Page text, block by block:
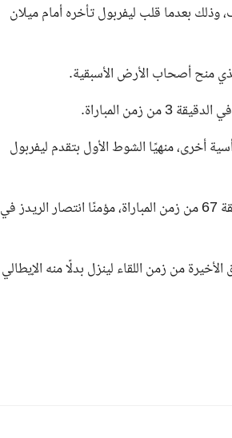
وذلك بعدما قلب ليفربول تأخره أمام ميلان
منح أصحاب الأرض الأسبقية.
المباراة.
رأسية أخرى، منهيًا الشوط الأول بتقدم ليفربول
وفي الشوط الثاني، أحرز المجري دومينيك سوبسلاي ثالث أهداف ليفربول في الدقيقة 67 من زمن المباراة، مؤمنًا انتصار الريدز في
من زمن اللقاء لينزل بدلًا منه الإيطالي